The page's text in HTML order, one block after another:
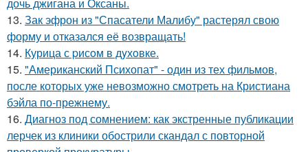
13. Зак эфрон из "Спасатели Малибу" растерял свою
форму и отказался её возвращать!
14. Курица с pисoм в дyхoвке.
15. "Американский Психопат" - один из тех фильмов,
после которых уже невозможно смотреть на Кристиана
бэйла по-прежнему.
16. Диагноз под сомнением: как экстренные публикации
лерчек из клиники обострили скандал с повторной